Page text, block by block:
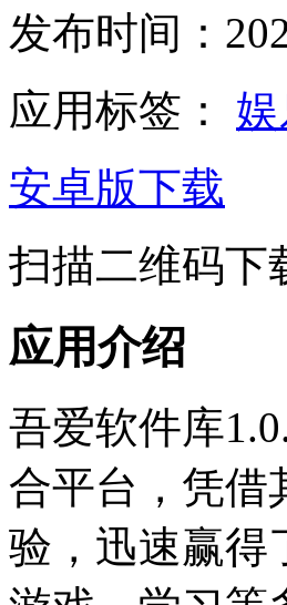
发布时间：
应用标签：
安卓版下载
扫描二维码下
应用介绍
吾爱软件库
合平台，凭借
验，迅速赢得